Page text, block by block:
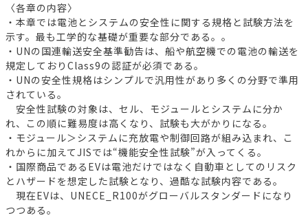
〈各章の内容〉
・本章では電池とシステムの安全性に関する規格と試験方法を
示す。最も工学的な基礎が重要な部分である。。
・UNの国連輸送安全基準勧告は、船や航空機での電池の輸送を
規定しておりClass9の認証が必須である。
・UNの安全性規格はシンプルで汎用性があり多くの分野で準用
されている。
安全性試験の対象は、セル、モジュールとシステムに分か
れ、この順に難易度は高くなり、試験も大がかりになる。
・モジュール＞システムに充放電や制御回路が組み込まれ、こ
れからに加えてJISでは“機能安全性試験”が入ってくる。
・国際商品であるEVは電池だけではなく自動車としてのリスク
とハザードを想定した試験となり、過酷な試験内容である。
現在EVは、UNECE_R100がグローバルスタンダードになり
つつある。